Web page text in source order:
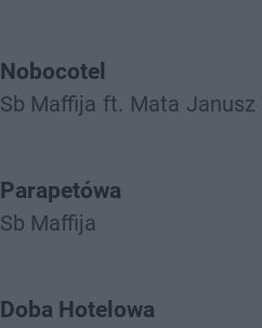
Nobocotel
Sb Maffija ft. Mata Janusz
Parapetówa
Sb Maffija
Doba Hotelowa